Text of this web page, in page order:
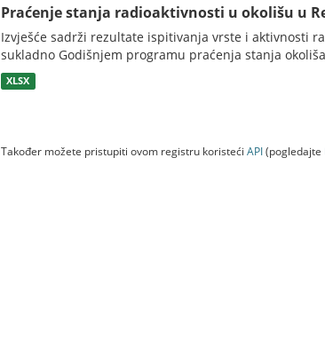
Praćenje stanja radioaktivnosti u okolišu u
Izvješće sadrži rezultate ispitivanja vrste i aktivnosti
sukladno Godišnjem programu praćenja stanja
XLSX
Također možete pristupiti ovom registru koristeći API(pogledajte